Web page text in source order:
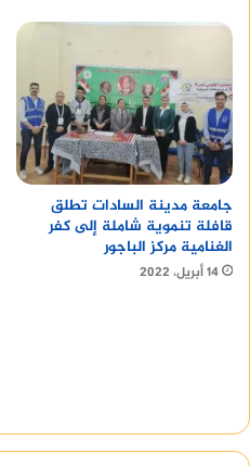
جامعة مدينة السادات تطلق
قافلة تنموية شاملة إلى كفر
الغنامية مركز الباجور
14 أبريل، 2022